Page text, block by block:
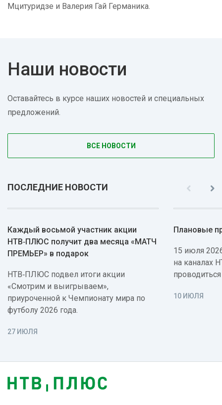
Мцитуридзе и Валерия Гай Германика.
Наши новости
Оставайтесь в курсе наших новостей и специальных
предложений.
ВСЕ НОВОСТИ
ПОСЛЕДНИЕ НОВОСТИ
Каждый восьмой участник акции
НТВ‑ПЛЮС получит два месяца «МАТЧ
ПРЕМЬЕР» в подарок
НТВ‑ПЛЮС подвел итоги акции
«Смотрим и выигрываем»,
приуроченной к Чемпионату мира по
футболу 2026 года.
27 ИЮЛЯ
Плановые
15 июля
на каналах
10 ИЮЛЯ